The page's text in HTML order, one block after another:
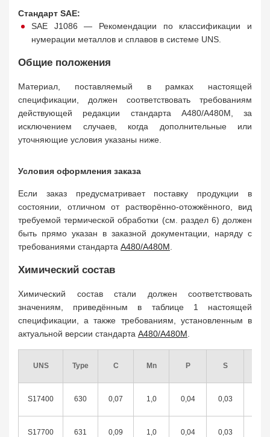
Стандарт SAE:
SAE J1086 — Рекомендации по классификации и
нумерации металлов и сплавов в системе UNS.
Общие положения
Материал, поставляемый в рамках настоящей
спецификации, должен соответствовать требованиям
действующей редакции стандарта A480/A480M, за
исключением случаев, когда дополнительные или
уточняющие условия указаны ниже.
Условия оформления заказа
Если заказ предусматривает поставку продукции в
состоянии, отличном от растворённо-отожжённого, вид
требуемой термической обработки (см. раздел 6) должен
быть прямо указан в заказной документации, наряду с
требованиями стандарта A480/A480M
Химический состав
Химический состав стали должен соответствовать
значениям, приведённым в таблице 1 настоящей
спецификации, а также требованиям, установленным в
актуальной версии стандарта A480/A480M
UNS Type C Mn P S
S17400 630 0,07 1,0 0,04 0,03
S17700 631 0,09 1,0 0,04 0,03